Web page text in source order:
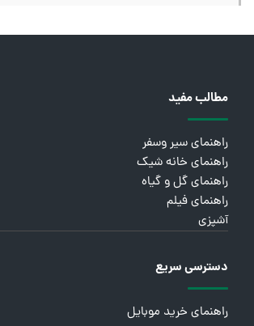
مطالب مفید
راهنمای سیر وسفر
راهنمای خانه شیک
راهنمای گل و گیاه
راهنمای فیلم
آشپزی
دسترسی سریع
راهنمای خرید موبایل